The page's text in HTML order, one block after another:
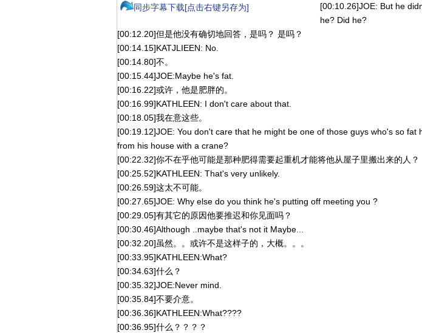
同步字幕下载[点击右键另存为]
[00:10.26]JOE: But he
he? Did he?
[00:12.20]但是他没有确切地回答，是吗？ 是吗？
[00:14.15]KATJLIEEN: No.
[00:14.80]不。
[00:15.44]JOE:Maybe he's fat.
[00:16.22]或许，他是肥胖的。
[00:16.99]KATHLEEN: I don't care about that.
[00:18.05]我在意这些。
[00:19.12]JOE: You don't care that he might be one of those guys who's so fat
from his house with a crane?
[00:22.32]你不在乎他可能是那种肥得需要起重机才能将他从屋子里搬出来的人？
[00:25.52]KATHLEEN: That's very unlikely.
[00:26.59]这太不可能。
[00:27.65]JOE: Why else do you think he's putting off meeting you ?
[00:29.05]有其它的原因他要推迟和你见面吗？
[00:30.46]Although ..maybe that's not it Maybe...
[00:32.20]虽然。。或许不是这样子的，大概。。。
[00:33.95]KATHLEEN:What?
[00:34.63]什么？
[00:35.32]JOE:Never mind.
[00:35.84]不要介意。
[00:36.36]KATHLEEN:What????
[00:36.95]什么？？？？